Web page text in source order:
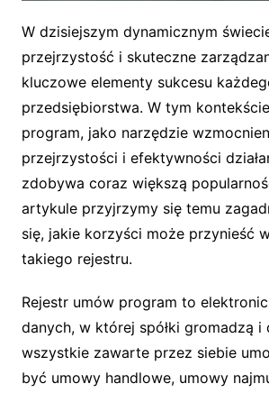
W dzisiejszym dynamicznym
przejrzystość i skuteczne
kluczowe elementy sukcesu
przedsiębiorstwa. W tym
program, jako narzędzie
przejrzystości i efektywności
zdobywa coraz większą
artykule przyjrzymy się temu
się, jakie korzyści może przynieść
takiego rejestru.
Rejestr umów program to
danych, w której spółki gromadzą i
wszystkie zawarte przez siebie
być umowy handlowe, umowy